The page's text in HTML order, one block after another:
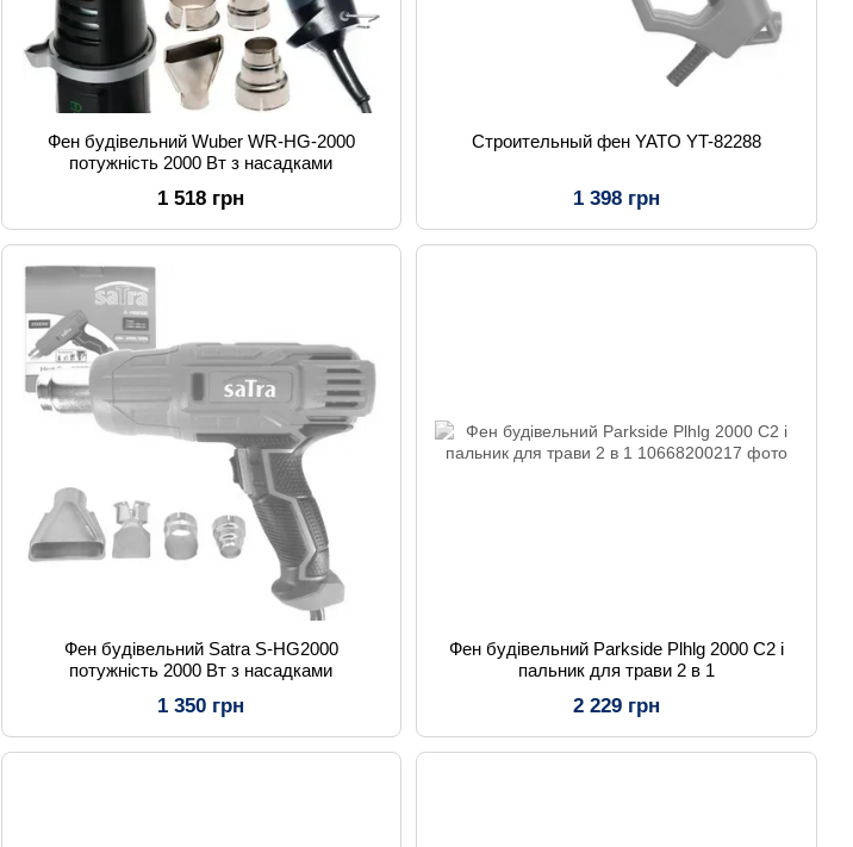
Фен будівельний Wuber WR-HG-2000
потужність 2000 Вт з насадками
1 518 грн
Строительный фен YATO YT-82288
1 398 грн
Фен будівельний Satra S-HG2000
потужність 2000 Вт з насадками
1 350 грн
Фен будівельний Parkside Plhlg 2000 C2 і
пальник для трави 2 в 1
2 229 грн